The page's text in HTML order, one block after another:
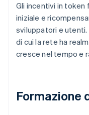
Gli incentivi in token
iniziale e
sviluppatori e
di cui la rete ha
cresce nel tempo e
Formazione